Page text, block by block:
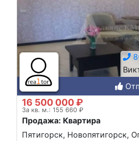
16 500 000 ₽
За кв. м.: 155 660 ₽
Продажа: Квартира
Пятигорск, Новопятигорск,